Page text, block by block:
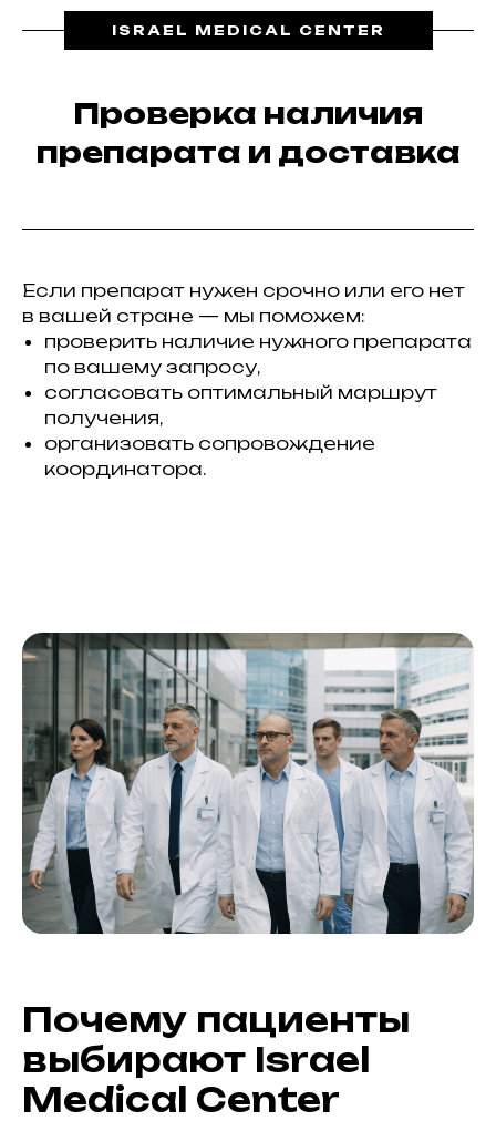
ISRAEL MEDICAL CENTER
Проверка наличия
препарата и доставка
Если препарат нужен срочно или его нет
в вашей стране — мы поможем:
проверить наличие нужного препарата
по вашему запросу,
согласовать оптимальный маршрут
получения,
организовать сопровождение
координатора.
Почему пациенты
выбирают Israel
Medical Center